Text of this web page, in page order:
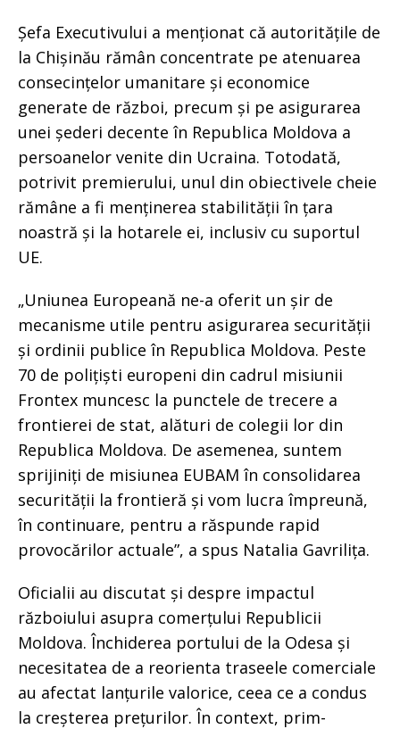
Șefa Executivului a menționat că autoritățile de
la Chișinău rămân concentrate pe atenuarea
consecințelor umanitare și economice
generate de război, precum și pe asigurarea
unei șederi decente în Republica Moldova a
persoanelor venite din Ucraina. Totodată,
potrivit premierului, unul din obiectivele cheie
rămâne a fi menținerea stabilității în țara
noastră și la hotarele ei, inclusiv cu suportul
UE.
„Uniunea Europeană ne-a oferit un șir de
mecanisme utile pentru asigurarea securității
și ordinii publice în Republica Moldova. Peste
70 de polițiști europeni din cadrul misiunii
Frontex muncesc la punctele de trecere a
frontierei de stat, alături de colegii lor din
Republica Moldova. De asemenea, suntem
sprijiniți de misiunea EUBAM în consolidarea
securității la frontieră și vom lucra împreună,
în continuare, pentru a răspunde rapid
provocărilor actuale”, a spus Natalia Gavrilița.
Oficialii au discutat și despre impactul
războiului asupra comerțului Republicii
Moldova. Închiderea portului de la Odesa și
necesitatea de a reorienta traseele comerciale
au afectat lanțurile valorice, ceea ce a condus
la creșterea prețurilor. În context, prim-